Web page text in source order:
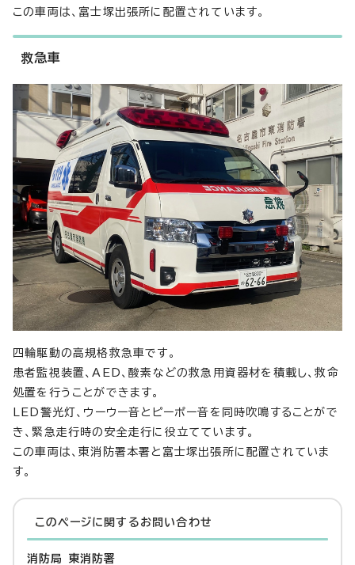
この車両は、富士塚出張所に配置されています。
救急車
四輪駆動の高規格救急車です。
患者監視装置、AED、酸素などの救急用資器材を積載し、救命
処置を行うことができます。
LED警光灯、ウーウー音とピーポー音を同時吹鳴することがで
き、緊急走行時の安全走行に役立てています。
この車両は、東消防署本署と富士塚出張所に配置されていま
す。
このページに関する お問い合わせ
消防局 東消防署